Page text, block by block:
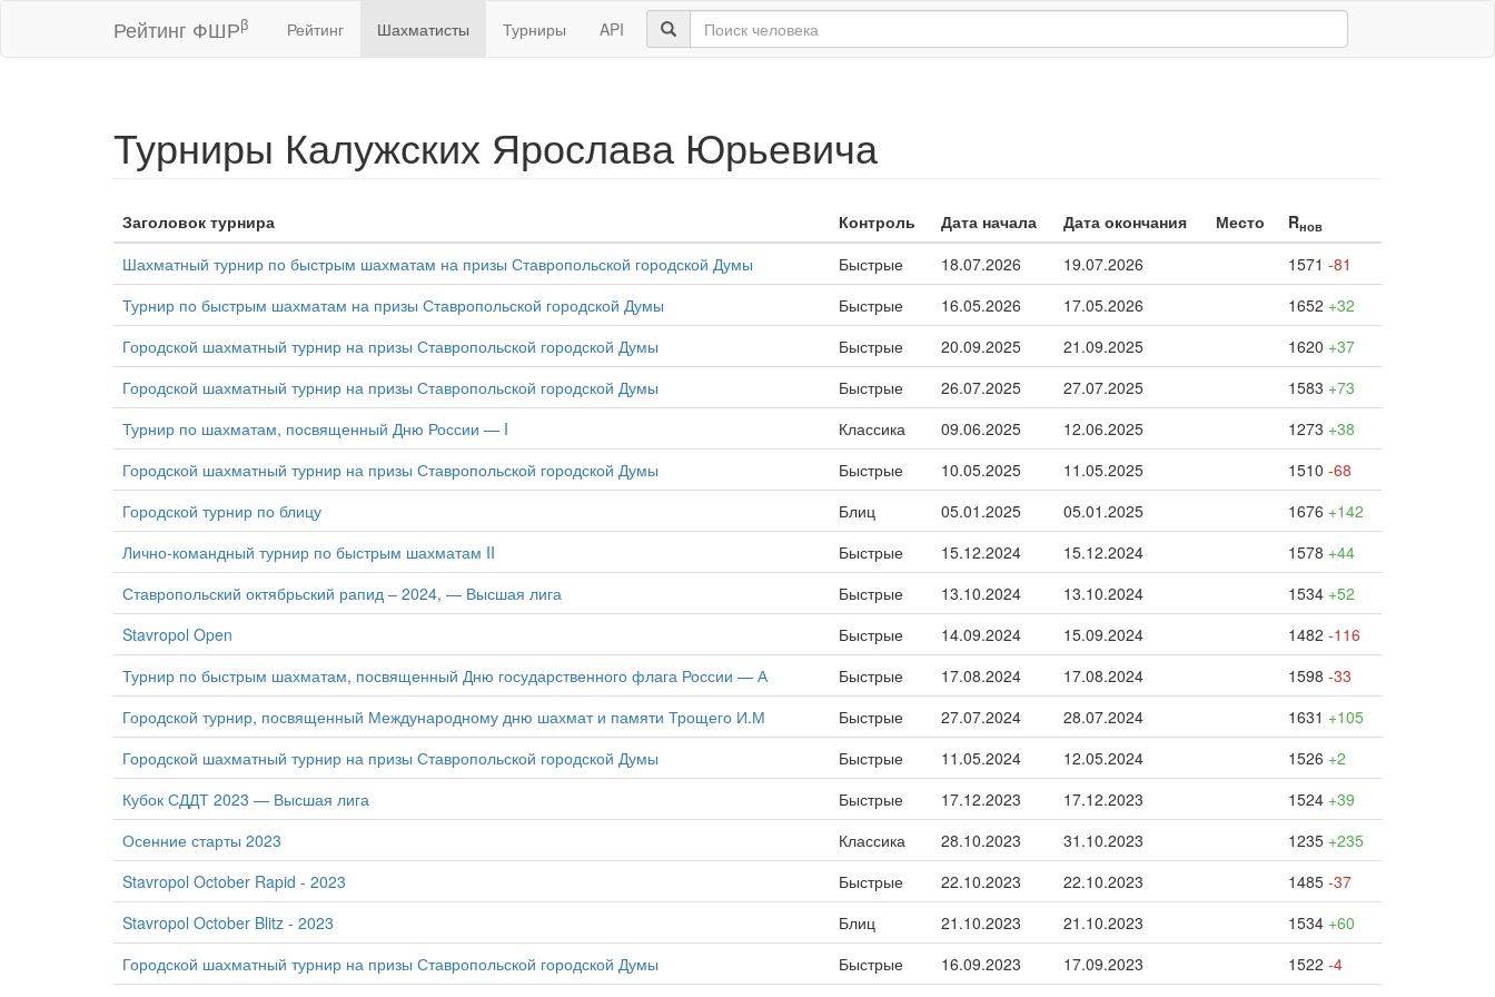
Рейтинг ФШРβ Рейтинг Шахматисты Турниры API
Турниры Калужских Ярослава Юрьевича
Заголовок турнира Контроль Дата начала Дата окончания Место Rнов
Шахматный турнир по быстрым шахматам на призы Ставропольской городской Думы Быстрые 18.07.2026 19.07.2026 1571 -81
Турнир по быстрым шахматам на призы Ставропольской городской Думы
Быстрые 16.05.2026 17.05.2026 1652 +32
Городской шахматный турнир на призы Ставропольской городской Думы
Быстрые 20.09.2025 21.09.2025 1620 +37
Городской шахматный турнир на призы Ставропольской городской Думы
Быстрые 26.07.2025 27.07.2025 1583 +73
Турнир по шахматам, посвященный Дню России — I
Классика 09.06.2025 12.06.2025 1273 +38
Городской шахматный турнир на призы Ставропольской городской Думы
Быстрые 10.05.2025 11.05.2025 1510 -68
Городской турнир по блицу
Блиц 05.01.2025 05.01.2025 1676 +142
Лично-командный турнир по быстрым шахматам II
Быстрые 15.12.2024 15.12.2024 1578 +44
Ставропольский октябрьский рапид – 2024, — Высшая лига
Быстрые 13.10.2024 13.10.2024 1534 +52
Stavropol Open
Быстрые 14.09.2024 15.09.2024 1482 -116
Турнир по быстрым шахматам, посвященный Дню государственного флага России — А
Быстрые 17.08.2024 17.08.2024 1598 -33
Городской турнир, посвященный Международному дню шахмат и памяти Трощего И.М
Быстрые 27.07.2024 28.07.2024 1631 +105
Городской шахматный турнир на призы Ставропольской городской Думы
Быстрые 11.05.2024 12.05.2024 1526 +2
Кубок СДДТ 2023 — Высшая лига
Быстрые 17.12.2023 17.12.2023 1524 +39
Осенние старты 2023
Классика 28.10.2023 31.10.2023 1235 +235
Stavropol October Rapid - 2023
Быстрые 22.10.2023 22.10.2023 1485 -37
Stavropol October Blitz - 2023
Блиц 21.10.2023 21.10.2023 1534 +60
Городской шахматный турнир на призы Ставропольской городской Думы
Быстрые 16.09.2023 17.09.2023 1522 -4